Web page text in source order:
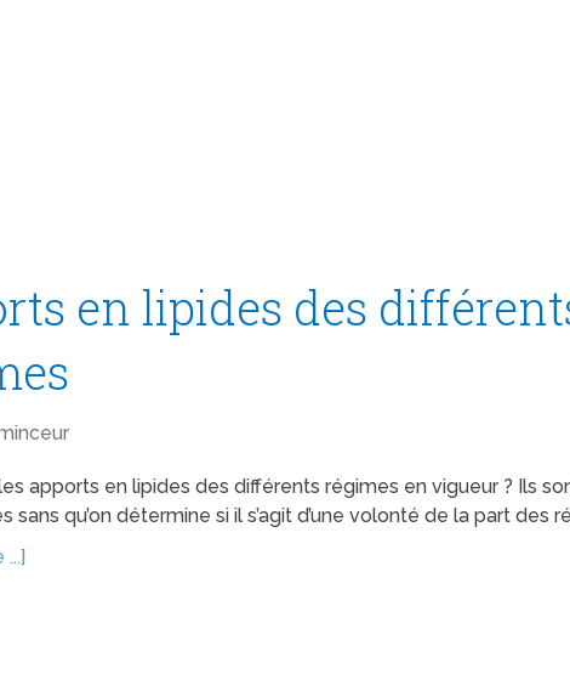
en lipides des
apports en lipides des différents régimes en vigueur ? Ils
sans qu’on détermine si il s’agit d’une volonté de la part des